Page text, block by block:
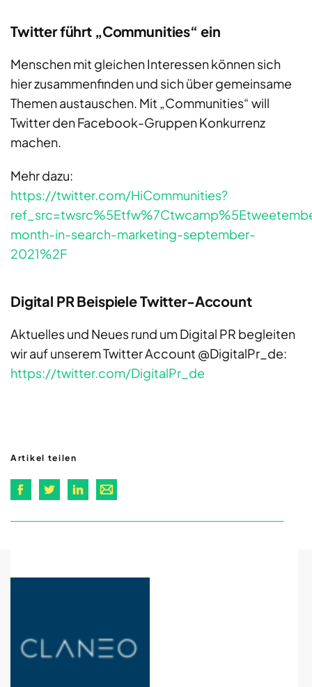
Twitter führt „Communities“ ein
Menschen mit gleichen Interessen können sich
hier zusammenfinden und sich über gemeinsame
Themen austauschen. Mit „Communities“ will
Twitter den Facebook-Gruppen Konkurrenz
machen.
Mehr dazu:
​​​​​​​https://twitter.com/HiCommunities?
month-in-search-marketing-september-
2021%2F
Digital PR Beispiele Twitter-Account
Aktuelles und Neues rund um Digital PR begleiten
wir auf unserem Twitter Account @DigitalPr_de:
https://twitter.com/DigitalPr_de
Artikel teilen